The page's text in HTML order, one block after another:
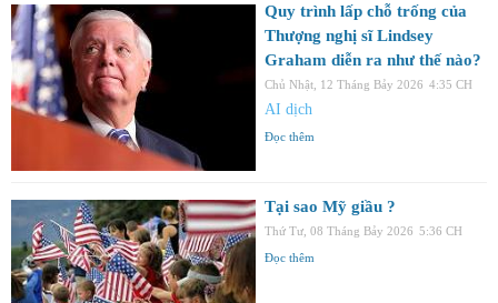
Quy trình lấp chỗ trống của
Thượng nghị sĩ Lindsey
Graham diễn ra như thế nào?
Chủ Nhật, 12 Tháng Bảy 2026 4:35 CH
AI dịch
Đọc thêm
Tại sao Mỹ giầu ?
Thứ Tư, 08 Tháng Bảy 2026 5:36 CH
Đọc thêm